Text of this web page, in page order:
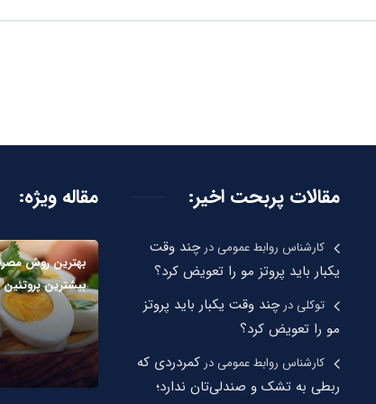
مقالات پربحت اخیر:
کارشناس روابط عمومیدرچند وقت
یکبار باید پروتز مو را تعویض کرد؟
توکلیدرچند وقت یکبار باید پروتز
مو را تعویض کرد؟
کارشناس روابط عمومیدر کمردردی که
ربطی به تشک و صندلی‌تان ندارد؛
مقاله ویژه:
بهترین روش
بیشترین